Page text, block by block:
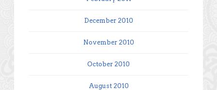
December 2010
November 2010
October 2010
August 2010